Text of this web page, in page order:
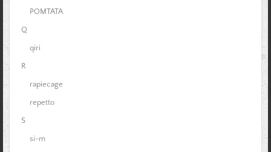
POMTATA
Q
qiri
R
rapiecage
repetto
S
si-m